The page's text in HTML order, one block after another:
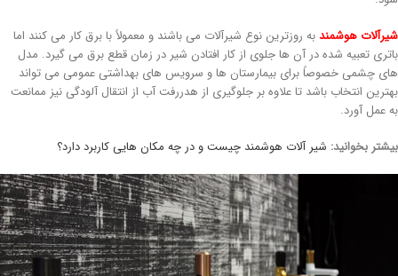
هوشمند به روزترین نوع شیرآلات می باشند و معمولاً با برق کار می کنند اما
تعبیه شده در آن ها جلوی از کار افتادن شیر در زمان قطع برق می گیرد. مدل
چشمی خصوصاً برای بیمارستان ها و سرویس های بهداشتی عمومی می تواند
انتخاب باشد تا علاوه بر جلوگیری از هدررفت آب از انتقال آلودگی نیز ممانعت
عمل آورد.
بخوانید: شیر آلات هوشمند چیست و در چه مکان هایی کاربرد دارد؟